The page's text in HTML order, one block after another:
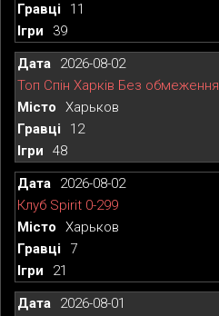
11
39
2026-08-02
Топ Спін Харків Без обмеження
Харьков
12
48
2026-08-02
Клуб Spirit 0-299
Харьков
7
21
2026-08-01